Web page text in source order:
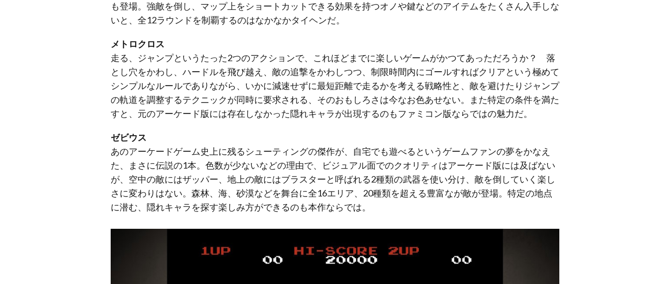
も登場。強敵を倒し、マップ上をショートカットできる効果を持つオノや鍵などのアイテムをたくさん入手しな
いと、全12ラウンドを制覇するのはなかなかタイヘンだ。
メトロクロス
走る、ジャンプというたった2つのアクションで、これほどまでに楽しいゲームがかつてあっただろうか？ 落
とし穴をかわし、ハードルを飛び越え、敵の追撃をかわしつつ、制限時間内にゴールすればクリアという極めて
シンプルなルールでありながら、いかに減速せずに最短距離で走るかを考える戦略性と、敵を避けたりジャンプ
の軌道を調整するテクニックが同時に要求される、そのおもしろさは今なお色あせない。また特定の条件を満た
すと、元のアーケード版には存在しなかった隠れキャラが出現するのもファミコン版ならではの魅力だ。
ゼビウス
あのアーケードゲーム史上に残るシューティングの傑作が、自宅でも遊べるというゲームファンの夢をかなえ
た、まさに伝説の1本。色数が少ないなどの理由で、ビジュアル面でのクオリティはアーケード版には及ばない
が、空中の敵にはザッパー、地上の敵にはブラスターと呼ばれる2種類の武器を使い分け、敵を倒していく楽し
さに変わりはない。森林、海、砂漠などを舞台に全16エリア、20種類を超える豊富なが敵が登場。特定の地点
に潜む、隠れキャラを探す楽しみ方ができるのも本作ならでは。